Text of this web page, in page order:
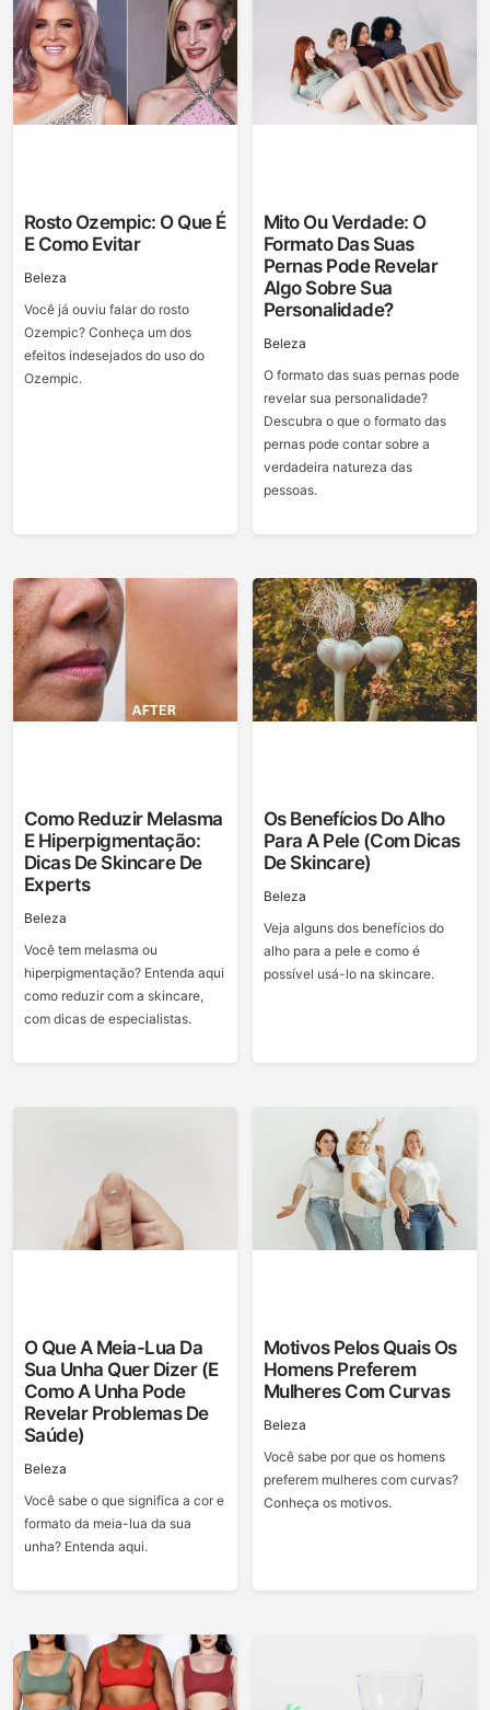
Rosto Ozempic: O Que É
E Como Evitar
Beleza
Você já ouviu falar do rosto
Ozempic? Conheça um dos
efeitos indesejados do uso do
Ozempic.
Mito Ou Verdade: O
Formato Das Suas
Pernas Pode Revelar
Algo Sobre Sua
Personalidade?
Beleza
O formato das suas pernas pode
revelar sua personalidade?
Descubra o que o formato das
pernas pode contar sobre a
verdadeira natureza das
pessoas.
Como Reduzir Melasma
E Hiperpigmentação:
Dicas De Skincare De
Experts
Beleza
Você tem melasma ou
hiperpigmentação? Entenda aqui
como reduzir com a skincare,
com dicas de especialistas.
Os Benefícios Do Alho
Para A Pele (com Dicas
De Skincare)
Beleza
Veja alguns dos benefícios do
alho para a pele e como é
possível usá-lo na skincare.
O Que A Meia-Lua Da
Sua Unha Quer Dizer (e
Como A Unha Pode
Revelar Problemas De
Saúde)
Beleza
Você sabe o que significa a cor e
formato da meia-lua da sua
unha? Entenda aqui.
Motivos Pelos Quais Os
Homens Preferem
Mulheres Com Curvas
Beleza
Você sabe por que os homens
preferem mulheres com curvas?
Conheça os motivos.